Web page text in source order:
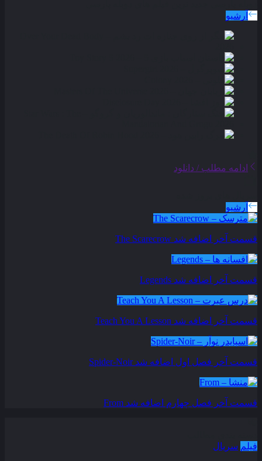
آرشیو
ادامه مطلب / دانلود
آرشیو
قسمت آخر اضافه شد The Scarecrow
قسمت آخر اضافه شد Legends
قسمت آخر اضافه شد Teach You A Lesson
قسمت آخر فصل اول اضافه شد Spider-Noir
قسمت آخر فصل چهارم اضافه شد From
فیلم سریال